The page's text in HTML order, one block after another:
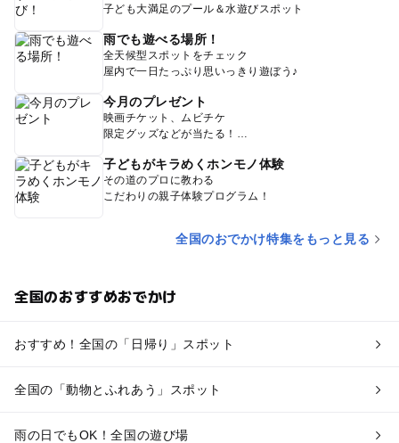
子ども大満足のプール＆水遊びスポット
雨でも遊べる場所！
全天候型スポットをチェック
屋内で一日たっぷり思いっきり遊ぼう♪
今月のプレゼント
映画チケット、ムビチケ
限定グッズなどが当たる！
子どもがキラめくホンモノ体験
その道のプロに教わる
こだわりの親子体験プログラム！
全国のおでかけ特集をもっと見る
全国のおすすめおでかけ
おすすめ！全国の「日帰り」スポット
全国の「動物とふれあう」スポット
雨の日でもOK！全国の遊び場